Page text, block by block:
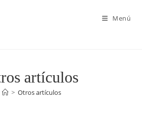
Menú
artículos
> Otros artículos